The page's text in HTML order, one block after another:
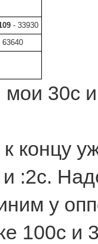
- 33930
63640
мои 30с
концу
:2с.
у
100с и